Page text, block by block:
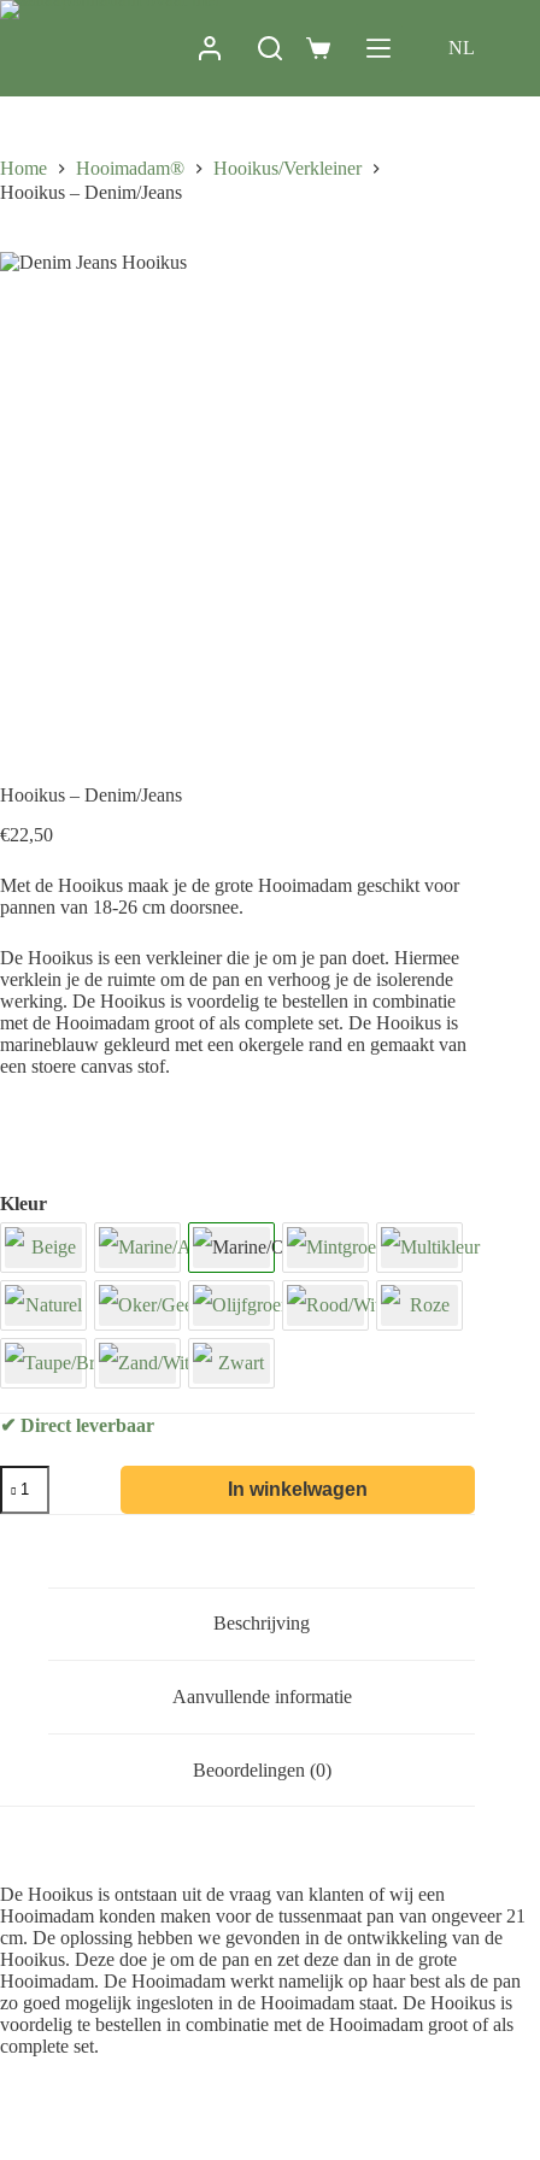
NL
Home Hooimadam®
Hooikus/Verkleiner
Hooikus – Denim/Jeans
Hooikus – Denim/Jeans
€22,50
Met de Hooikus maak je de grote Hooimadam geschikt voor
pannen van 18-26 cm doorsnee.
De Hooikus is een verkleiner die je om je pan doet. Hiermee
verklein je de ruimte om de pan en verhoog je de isolerende
werking. De Hooikus is voordelig te bestellen in combinatie
met de Hooimadam groot of als complete set. De Hooikus is
marineblauw gekleurd met een okergele rand en gemaakt van
een stoere canvas stof.
Kleur
✔ Direct leverbaar
In winkelwagen
Beschrijving
Aanvullende informatie
Beoordelingen (0)
De Hooikus is ontstaan uit de vraag van klanten of wij een
Hooimadam konden maken voor de tussenmaat pan van ongeveer 21
cm. De oplossing hebben we gevonden in de ontwikkeling van de
Hooikus. Deze doe je om de pan en zet deze dan in de grote
Hooimadam. De Hooimadam werkt namelijk op haar best als de pan
zo goed mogelijk ingesloten in de Hooimadam staat. De Hooikus is
voordelig te bestellen in combinatie met de Hooimadam groot of als
complete set.